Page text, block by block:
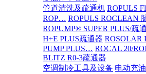
管道清洗及疏通机 ROPULS
ROP… ROPULS ROCLEAN
ROPUMP® SUPER PLUS/疏
H+E PLUS疏通器 ROSOLAR
PUMP PLUS… ROCAL 20/
BLITZ R0-3疏通器
空调制冷工具及设备 电动充